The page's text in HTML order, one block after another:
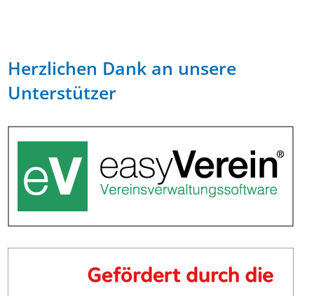
Herzlichen Dank an unsere
Unterstützer